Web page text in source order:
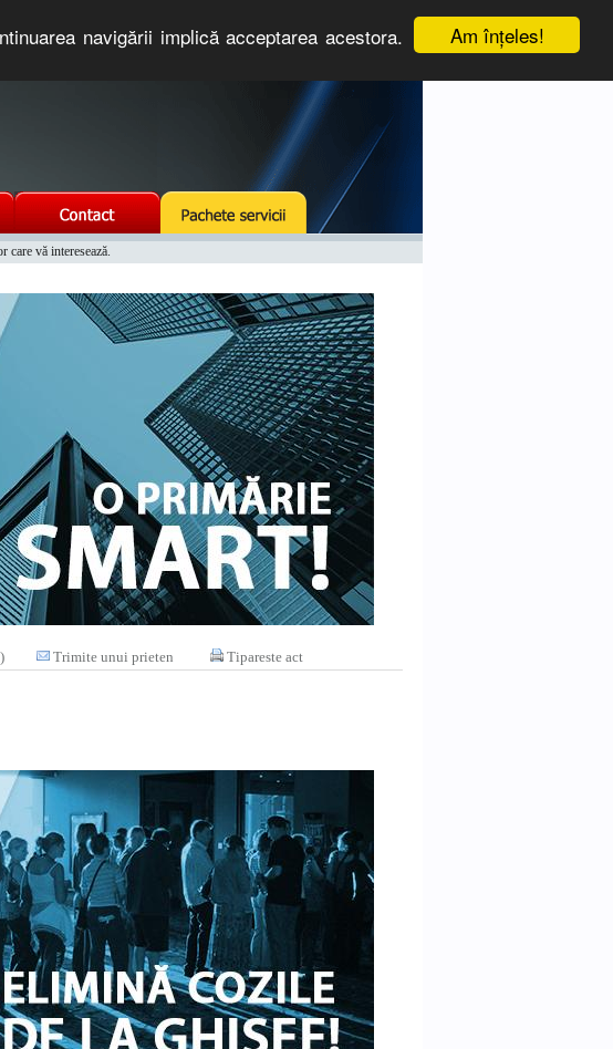
Am înţeles!
navigării implică acceptarea acestora.
vă interesează.
Trimite unui prieten Tipareste act